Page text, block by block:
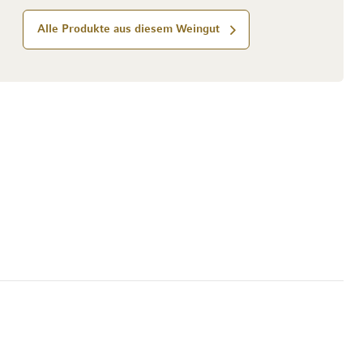
Alle Produkte aus diesem Weingut